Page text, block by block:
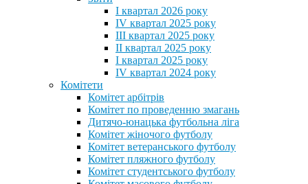
I квартал 2026 року
IV квартал 2025 року
III квартал 2025 року
II квартал 2025 року
I квартал 2025 року
IV квартал 2024 року
Комітети
Комітет арбітрів
Комітет по проведенню змагань
Дитячо-юнацька футбольна ліга
Комітет жіночого футболу
Комітет ветеранського футболу
Комітет пляжного футболу
Комітет студентського футболу